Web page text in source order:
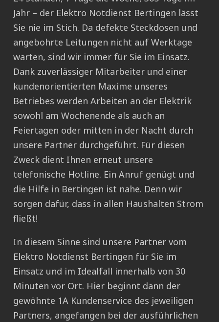
Jahr – der Elektro Notdienst Bertingen lässt
Sie nie im Stich. Da defekte Steckdosen und
angebohrte Leitungen nicht auf Werktage
warten, sind wir immer für Sie im Einsatz.
Dank zuverlässiger Mitarbeiter und einer
kundenorientierten Maxime unseres
Betriebes werden Arbeiten an der Elektrik
sowohl am Wochenende als auch an
Feiertagen oder mitten in der Nacht durch
unsere Partner durchgeführt. Für diesen
Zweck dient Ihnen erneut unsere
telefonische Hotline. Ein Anruf genügt und
die Hilfe in Bertingen ist nahe. Denn wir
sorgen dafür, dass in allen Haushalten Strom
fließt!
In diesem Sinne sind unsere Partner vom
Elektro Notdienst Bertingen für Sie im
Einsatz und im Idealfall innerhalb von 30
Minuten vor Ort. Hier beginnt dann der
gewöhnte 1A Kundenservice des jeweiligen
Partners, angefangen bei der ausführlichen